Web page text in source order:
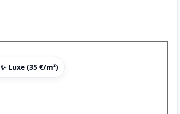
✨ Luxe (35 €/m³)